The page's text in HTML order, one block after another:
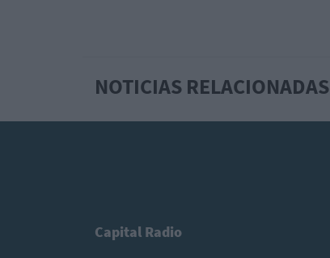
NOTICIAS RELACIONADAS
Capital Radio